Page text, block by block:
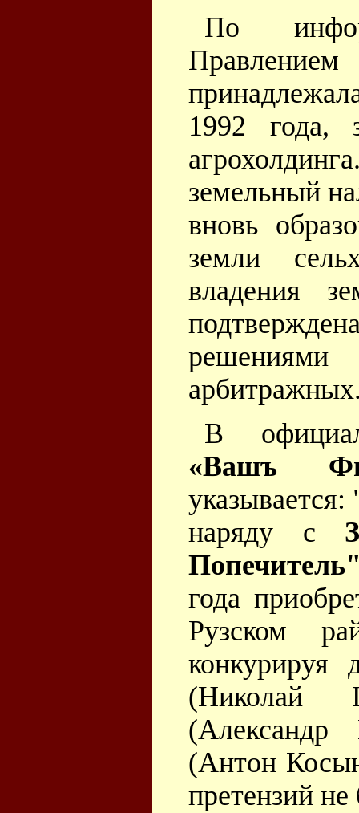
По
1992 года,
земельный
вновь
земли
владения
В
«Вашъ
наряду с
года
Рузском
(Николай
(Антон
претензий